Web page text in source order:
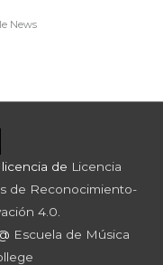
News
de Licencia
de Reconocimiento-
4.0
Escuela de Música